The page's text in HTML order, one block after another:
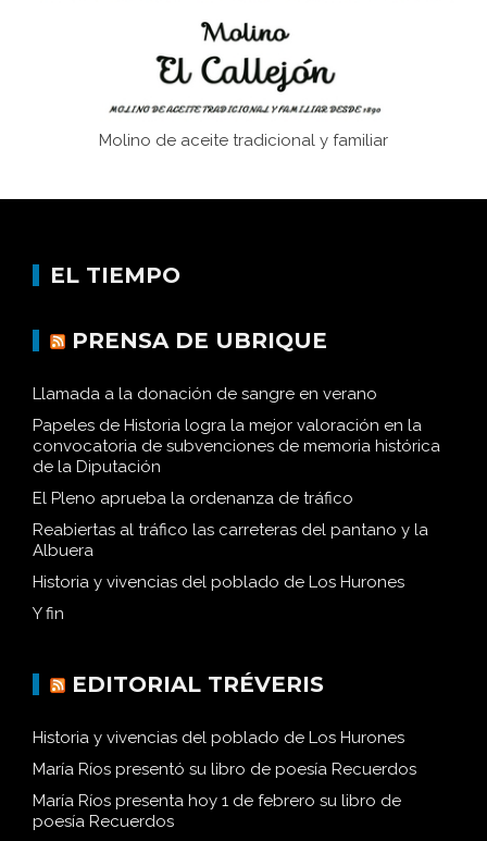
Molino de aceite tradicional y familiar
EL TIEMPO
PRENSA DE UBRIQUE
Llamada a la donación de sangre en verano
Papeles de Historia logra la mejor valoración en la
convocatoria de subvenciones de memoria histórica
de la Diputación
El Pleno aprueba la ordenanza de tráfico
Reabiertas al tráfico las carreteras del pantano y la
Albuera
Historia y vivencias del poblado de Los Hurones
Y fin
EDITORIAL TRÉVERIS
Historia y vivencias del poblado de Los Hurones
María Ríos presentó su libro de poesía Recuerdos
María Ríos presenta hoy 1 de febrero su libro de
poesía Recuerdos